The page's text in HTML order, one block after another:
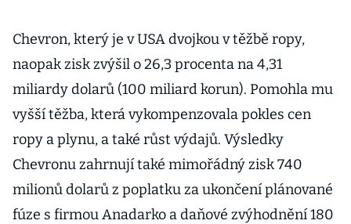
Chevron, který je v USA dvojkou v těžbě ropy,
naopak zisk zvýšil o 26,3 procenta na 4,31
miliardy dolarů (100 miliard korun). Pomohla mu
vyšší těžba, která vykompenzovala pokles cen
ropy a plynu, a také růst výdajů. Výsledky
Chevronu zahrnují také mimořádný zisk 740
milionů dolarů z poplatku za ukončení plánované
fúze s firmou Anadarko a daňové zvýhodnění 180